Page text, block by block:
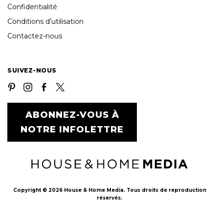
Confidentialité
Conditions d’utilisation
Contactez-nous
SUIVEZ-NOUS
ABONNEZ-VOUS À
NOTRE INFOLETTRE
Copyright © 2026 House & Home Media. Tous droits de reproduction
réservés.